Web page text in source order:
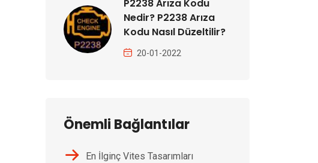
P2238 Arıza Kodu
Nedir? P2238 Arıza
Kodu Nasıl Düzeltilir?
20-01-2022
Önemli Bağlantılar
En İlginç Vites Tasarımları